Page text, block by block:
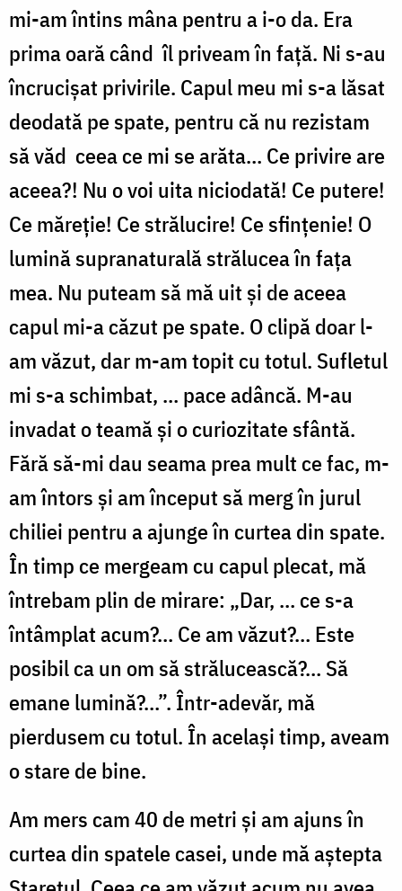
mi-am întins mâna pentru a i-o da. Era
prima oară când îl priveam în faţă. Ni s-au
încrucişat privirile. Capul meu mi s-a lăsat
deodată pe spate, pentru că nu rezistam
să văd ceea ce mi se arăta… Ce privire are
aceea?! Nu o voi uita niciodată! Ce putere!
Ce măreţie! Ce strălucire! Ce sfinţenie! O
lumină supranaturală strălucea în faţa
mea. Nu puteam să mă uit şi de aceea
capul mi-a căzut pe spate. O clipă doar l-
am văzut, dar m-am topit cu totul. Sufletul
mi s-a schimbat, … pace adâncă. M-au
invadat o teamă şi o curiozitate sfântă.
Fără să-mi dau seama prea mult ce fac, m-
am întors şi am început să merg în jurul
chiliei pentru a ajunge în curtea din spate.
În timp ce mergeam cu capul plecat, mă
întrebam plin de mirare: „Dar, … ce s-a
întâmplat acum?… Ce am văzut?… Este
posibil ca un om să strălucească?… Să
emane lumină?…”. Într-adevăr, mă
pierdusem cu totul. În acelaşi timp, aveam
o stare de bine.
Am mers cam 40 de metri şi am ajuns în
curtea din spatele casei, unde mă aştepta